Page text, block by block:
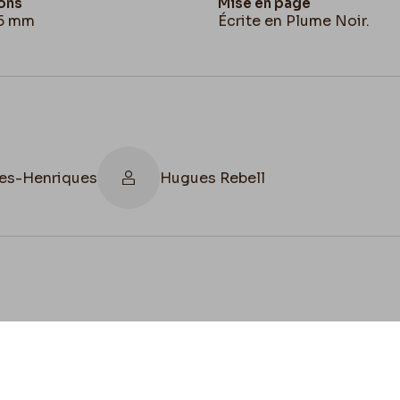
mm
Mise en page
Écrite en Plume Noir.
Henriques Hugues Rebell